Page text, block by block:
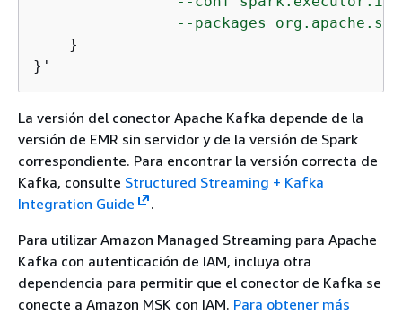
--packages
    }
}'
La versión del conector Apache Kafka depende de la
versión de EMR sin servidor y de la versión de Spark
correspondiente. Para encontrar la versión correcta de
Kafka, consulte Structured Streaming + Kafka
Integration Guide
.
Para utilizar Amazon Managed Streaming para Apache
Kafka con autenticación de IAM, incluya otra
dependencia para permitir que el conector de Kafka se
conecte a Amazon MSK con IAM. Para obtener más